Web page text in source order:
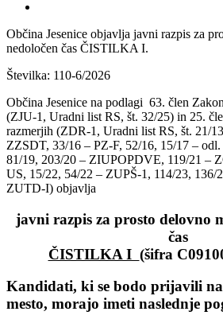
Občina Jesenice objavlja javni razpis za
nedoločen čas ČISTILKA I.
Številka: 110-6/2026
Občina Jesenice na podlagi 63. člen
(ZJU-1, Uradni list RS, št. 32/25) in 25.
razmerjih (ZDR-1, Uradni list RS, št. 21/
ZZSDT, 33/16 – PZ-F, 52/16, 15/17 –
81/19, 203/20 – ZIUPOPDVE, 119/21 –
US, 15/22, 54/22 – ZUPŠ-1, 114/23,
ZUTD-I) objavlja
javni razpis za prosto delovno
čas
ČISTILKA I (šifra
Kandidati, ki se bodo prijavili
mesto, morajo imeti naslednje